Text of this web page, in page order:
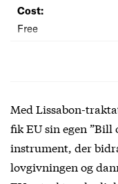
Cost:
Free
Med Lissabon-
fik EU sin egen
instrument, der
lovgivningen og